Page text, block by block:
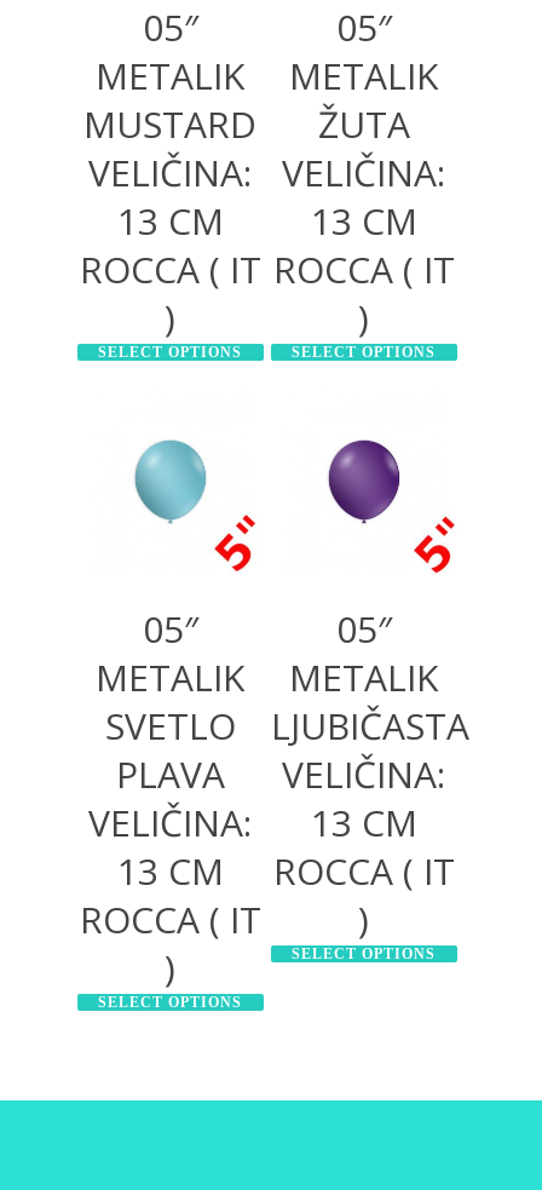
05″
METALIK
MUSTARD
VELIČINA:
13 CM
ROCCA ( IT
)
SELECT OPTIONS
05″
METALIK
ŽUTA
VELIČINA:
13 CM
ROCCA ( IT
)
SELECT OPTIONS
200,00RSD
600,00
RSD
05″
METALIK
SVETLO
PLAVA
VELIČINA:
13 CM
ROCCA ( IT
)
SELECT OPTIONS
200,00RSD
600,00
RSD
05″
METALIK
LJUBIČASTA
VELIČINA:
13 CM
ROCCA ( IT
)
SELECT OPTIONS